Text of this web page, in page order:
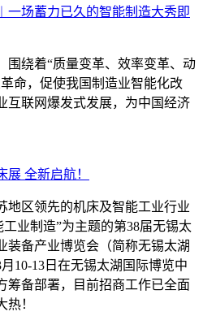
一场蓄力已久的智能制造大秀即
围绕着“质量变革、效率变革、动
命，促使我国制造业智能化改
互联网爆发式发展，为中国经济
展 全新启航！
地区领先的机床及智能工业行业
业制造”为主题的第38届无锡太
装备产业博览会（简称无锡太湖
10-13日在无锡太湖国际博览中
筹备部署，目前招商工作已全面
！